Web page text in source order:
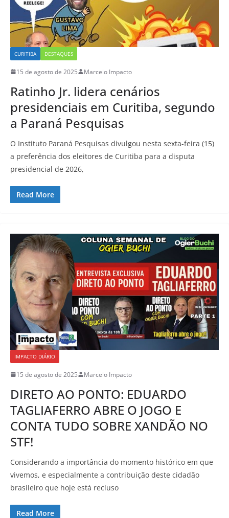
CURITIBA DESTAQUES
15 de agosto de 2025 Marcelo Impacto
Ratinho Jr. lidera cenários
presidenciais em Curitiba, segundo
a Paraná Pesquisas
O Instituto Paraná Pesquisas divulgou nesta sexta-feira (15)
a preferência dos eleitores de Curitiba para a disputa
presidencial de 2026,
Read More
IMPACTO DIÁRIO
15 de agosto de 2025 Marcelo Impacto
DIRETO AO PONTO: EDUARDO
TAGLIAFERRO ABRE O JOGO E
CONTA TUDO SOBRE XANDÃO NO
STF!
Considerando a importância do momento histórico em que
vivemos, e especialmente a contribuição deste cidadão
brasileiro que hoje está recluso
Read More